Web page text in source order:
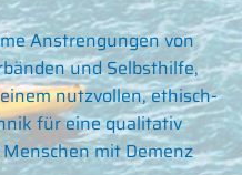
Anstrengungen von
und Selbsthilfe,
nutzvollen, ethisch-
für eine qualitativ
mit Demenz